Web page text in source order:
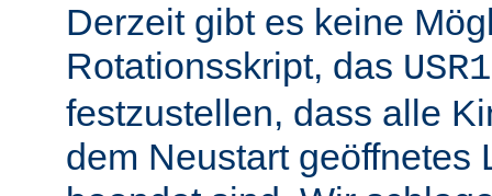
Derzeit gibt es keine
Rotationsskript, das USR1
festzustellen, dass alle
dem Neustart geöffnetes